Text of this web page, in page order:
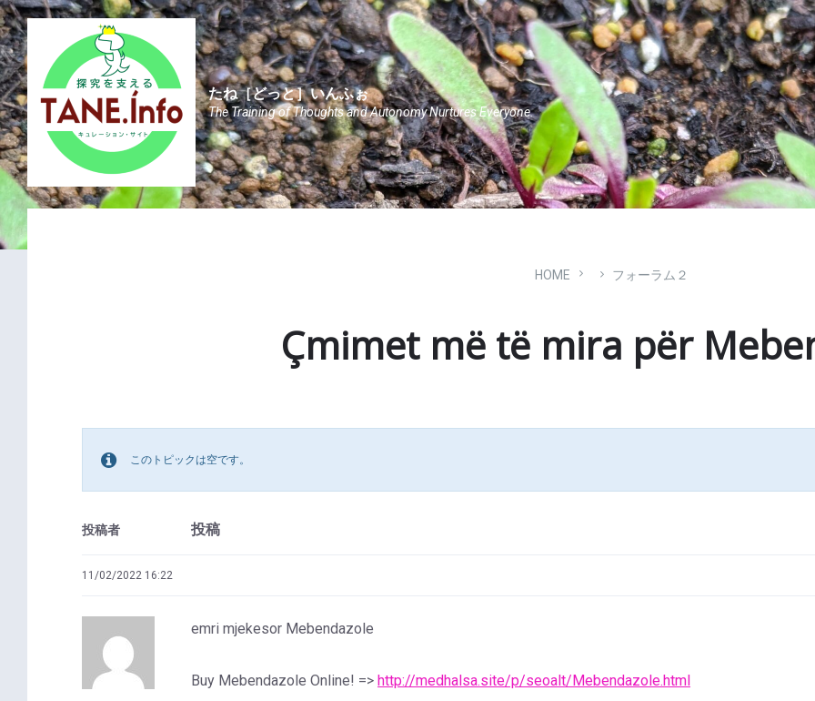
Skip
to
content
Skip
to
main
navigation
Skip
to
footer
たね［どっと］いんふぉ
The Training of Thoughts and Autonomy Nurtures Everyone.
HOME フォーラム２
Çmimet më të mira për
このトピックは空です。
投稿者 投稿
11/02/2022 16:22
emri mjekesor Mebendazole
Buy Mebendazole Online! => http://medhalsa.site/p/seoalt/Mebendazole.html